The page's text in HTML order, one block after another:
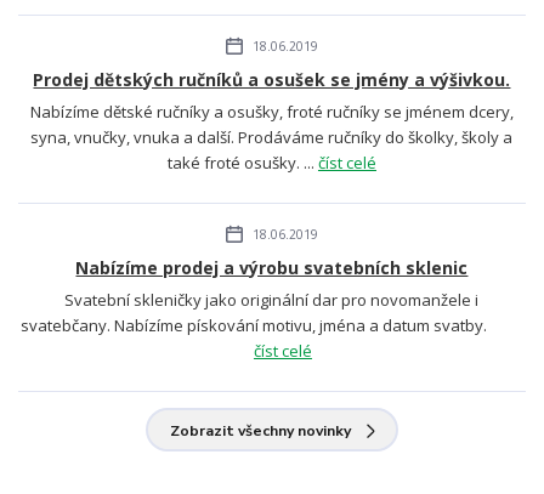
18.06.2019
Prodej dětských ručníků a osušek se jmény a výšivkou.
Nabízíme dětské ručníky a osušky, froté ručníky se jménem dcery,
syna, vnučky, vnuka a další. Prodáváme ručníky do školky, školy a
také froté osušky. ... číst celé
18.06.2019
Nabízíme prodej a výrobu svatebních sklenic
Svatební skleničky jako originální dar pro novomanžele i
svatebčany. Nabízíme pískování motivu, jména a datum svatby.
číst celé
Zobrazit všechny novinky